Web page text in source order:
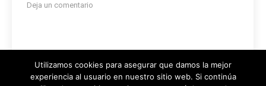
Deja un comentario
Utilizamos cookies para asegurar que damos la mejor
experiencia al usuario en nuestro sitio web. Si continúa